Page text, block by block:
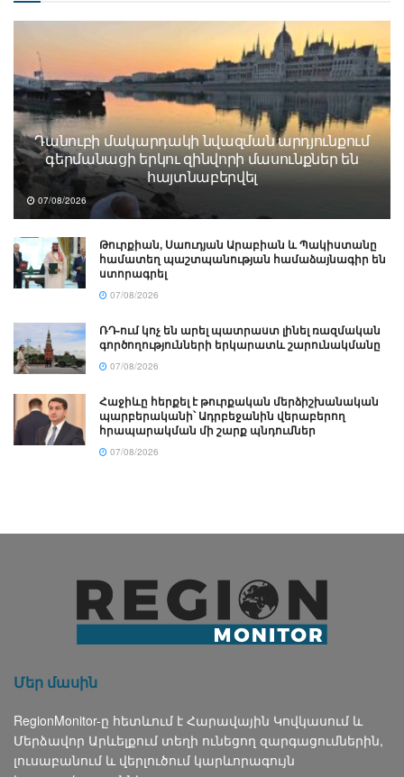
Դանուբի մակարդակի նվազման արդյունքում
գերմանացի երկու զինվորի մասունքներ են
հայտնաբերվել
07/08/2026
Թուրքիան, Սաուդյան Արաբիան և Պակիստանը
համատեղ պաշտպանության համաձայնագիր են
ստորագրել
07/08/2026
ՌԴ-ում կոչ են արել պատրաստ լինել ռազմական
գործողությունների երկարատև շարունակմանը
07/08/2026
Հաջիևը հերքել է թուրքական մերձիշխանական
պարբերականի՝ Ադրբեջանին վերաբերող
հրապարակման մի շարք պնդումներ
07/08/2026
Մեր մասին
RegionMonitor-ը հետևում է Հարավային Կովկասում և
Մերձավոր Արևելքում տեղի ունեցող զարգացումներին,
լուսաբանում և վերլուծում կարևորագույն